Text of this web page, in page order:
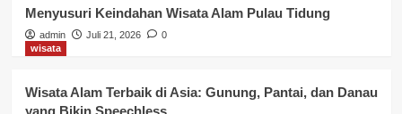
Menyusuri Keindahan Wisata Alam Pulau Tidung
admin Juli 21, 2026
0
wisata
Wisata Alam Terbaik di Asia: Gunung, Pantai, dan Danau